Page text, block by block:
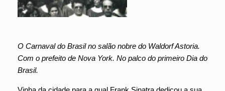
O Carnaval do Brasil no salão nobre do Waldorf Astoria.
Com o prefeito de Nova York. No palco do primeiro Dia do
Brasil.